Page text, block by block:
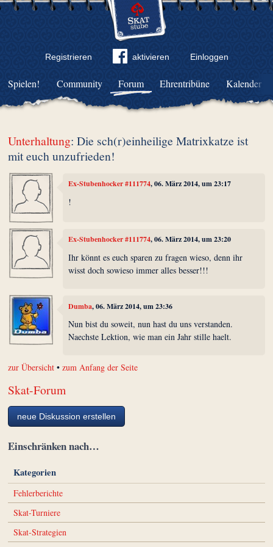
Registrieren aktivieren Einloggen
Community Forum Ehrentribüne Kalender
Spielen!
Unterhaltung: Die sch(r)einheilige Matrixkatze ist
mit euch unzufrieden!
Ex-Stubenhocker #111774, 06. März 2014, um 23:17
!
Ex-Stubenhocker #111774, 06. März 2014, um 23:20
Ihr könnt es euch sparen zu fragen wieso, denn ihr
wisst doch sowieso immer alles besser!!!
Dumba, 06. März 2014, um 23:36
Nun bist du soweit, nun hast du uns verstanden.
Naechste Lektion, wie man ein Jahr stille haelt.
zur Übersicht •zum Anfang der Seite
Skat-Forum
neue Diskussion erstellen
Einschränken nach…
Kategorien
Fehlerberichte
Skat-Turniere
Skat-Strategien